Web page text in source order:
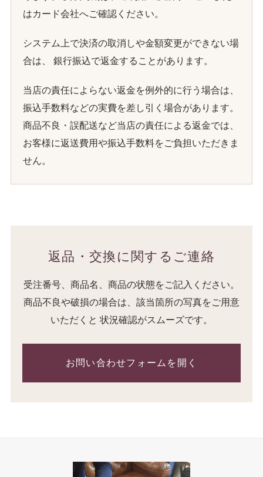
はカード会社へご確認ください。
システム上で決済の取消しや金額変更ができない場
合は、 銀行振込で返金することがあります。
当店の責任によらない返金を例外的に行う場合は、
振込手数料などの実費を差し引く場合があります。
商品不良・誤配送など当店の責任による返金では、
お客様に返送費用や振込手数料をご負担いただきま
せん。
返品・交換に関するご連絡
受注番号、商品名、商品の状態をご記入ください。
商品不良や破損の場合は、該当箇所の写真をご用意
いただくと 状況確認がスムーズです。
お問い合わせフォームを開く